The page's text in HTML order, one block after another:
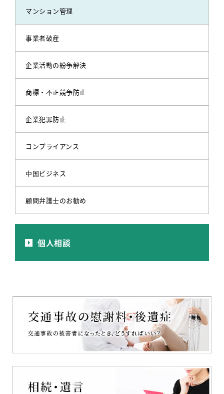
マンション管理
事業者破産
企業活動の紛争解決
商標・不正競争防止
企業犯罪防止
コンプライアンス
中国ビジネス
顧問弁護士のお勧め
個人相談